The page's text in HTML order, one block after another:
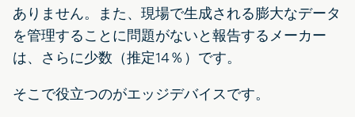
ありません。また、現場で生成される膨大なデータ
を管理することに問題がないと報告するメーカー
は、さらに少数（推定14％）です。
そこで役立つのがエッジデバイスです。